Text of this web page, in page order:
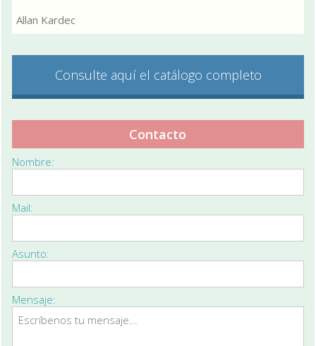
Allan Kardec
Consulte aquí el catálogo completo
Contacto
Nombre:
Mail:
Asunto:
Mensaje: